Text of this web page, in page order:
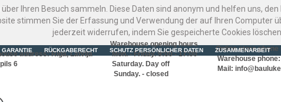
Ihren Besuch sammeln. Diese Daten sind anonym und helfen uns,
stimmen Sie der Erfassung und Verwendung der auf Ihren Computer
jederzeit widerrufen, indem Sie gespeicherte Cookies löschen.
GARANTIE RÜCKGABERECHT SCHUTZ PERSÖNLICHER DATEN ZUSAMMENARBEIT
address: Riga, Latvija
6
Warehouse opening hours
Mon. - Friday. 9:00 - 17:00
Saturday. Day off
Sunday. - closed
Online store
Warehouse
Mail: